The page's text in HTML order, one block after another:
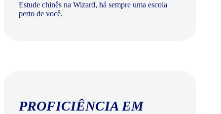
Estude chinês na Wizard, há sempre uma escola
perto de você.
PROFICIÊNCIA EM